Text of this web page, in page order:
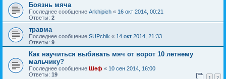
Боязнь мяча
Последнее сообщение Arkhipich « 16 окт 2014, 00:21
Ответы: 2
травма
Последнее сообщение SUPchik « 14 окт 2014, 21:33
Ответы: 9
Как научиться выбивать мяч от ворот 10 летнему
мальчику?
Последнее сообщение Шеф « 10 сен 2014, 16:00
Ответы: 19 1 2